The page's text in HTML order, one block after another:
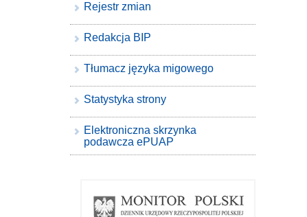
Rejestr zmian
Redakcja BIP
Tłumacz języka migowego
Statystyka strony
Elektroniczna skrzynka
podawcza ePUAP